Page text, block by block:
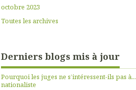
octobre 2023
Toutes les archives
Derniers blogs mis à jour
Pourquoi les juges ne s’intéressent-ils pas à...
nationaliste